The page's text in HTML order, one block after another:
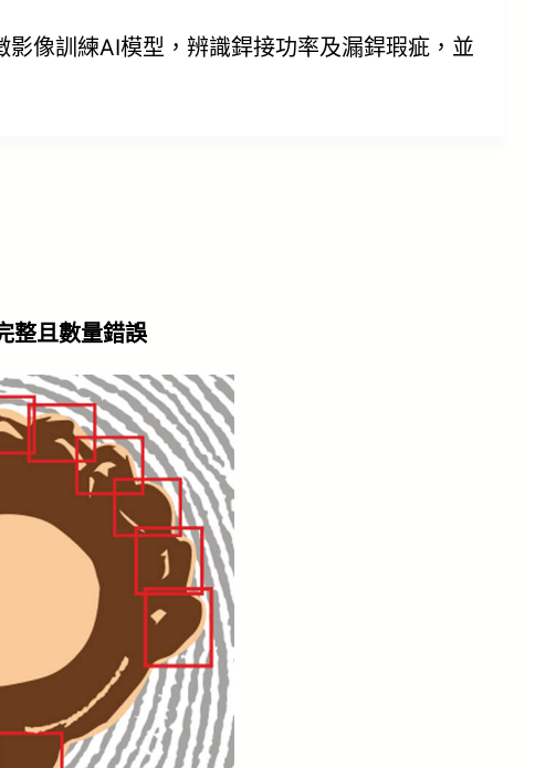
像訓練AI模型，辨識銲接功率及漏銲瑕疵，並
整且數量錯誤